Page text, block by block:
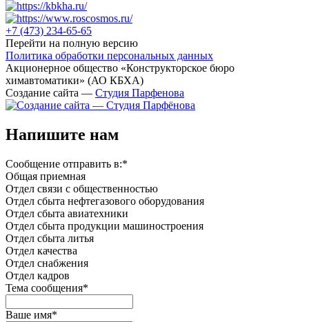
+7 (473) 234-65-65
Перейти на полную версию
Политика обработки персональных данных
Акционерное общество «Конструкторское бюро
химавтоматики» (АО КБХА)
Создание сайта — Студия Парфенова
Напишите нам
Сообщение отправить в:*
Общая приемная
Отдел связи с общественностью
Oтдел сбыта нефтегазового оборудования
Отдел сбыта авиатехники
Отдел сбыта продукции машиностроения
Отдел сбыта литья
Отдел качества
Oтдел снабжения
Отдел кадров
Тема сообщения*
Ваше имя*